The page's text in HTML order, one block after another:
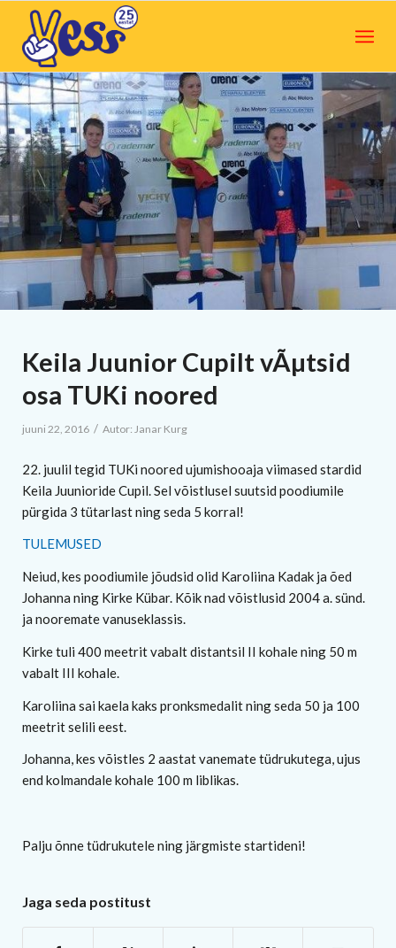
Keila Juunior Cupilt vÃµtsid
osa TUKi noored
juuni 22, 2016 / Autor: Janar Kurg
22. juulil tegid TUKi noored ujumishooaja viimased stardid
Keila Juunioride Cupil. Sel võistlusel suutsid poodiumile
pürgida 3 tütarlast ning seda 5 korral!
TULEMUSED
Neiud, kes poodiumile jõudsid olid Karoliina Kadak ja õed
Johanna ning Kirke Kübar. Kõik nad võistlusid 2004 a. sünd.
ja nooremate vanuseklassis.
Kirke tuli 400 meetrit vabalt distantsil II kohale ning 50 m
vabalt III kohale.
Karoliina sai kaela kaks pronksmedalit ning seda 50 ja 100
meetrit selili eest.
Johanna, kes võistles 2 aastat vanemate tüdrukutega, ujus
end kolmandale kohale 100 m liblikas.
Palju õnne tüdrukutele ning järgmiste startideni!
Jaga seda postitust